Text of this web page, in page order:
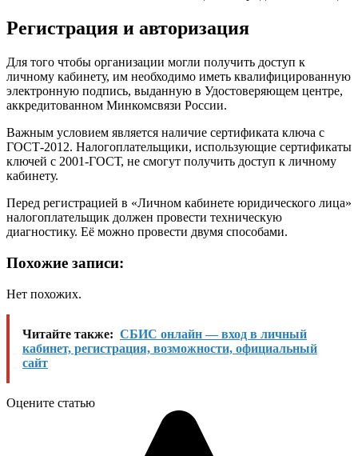
Регистрация и авторизация
Для того чтобы организации могли получить доступ к
личному кабинету, им необходимо иметь квалифицированную
электронную подпись, выданную в Удостоверяющем центре,
аккредитованном Минкомсвязи России.
Важным условием является наличие сертификата ключа с
ГОСТ-2012. Налогоплательщики, использующие сертификаты
ключей с 2001-ГОСТ, не смогут получить доступ к личному
кабинету.
Перед регистрацией в «Личном кабинете юридического лица»
налогоплательщик должен провести техническую
диагностику. Её можно провести двумя способами.
Похожие записи:
Нет похожих.
Читайте также: СБИС онлайн — вход в личный
кабинет, регистрация, возможности, официальный
сайт
Оцените статью